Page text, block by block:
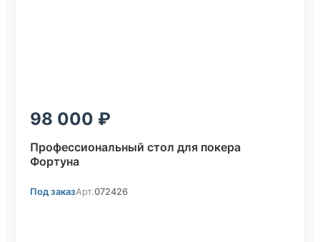
98 000
Профессиональный стол для покера
Фортуна
Под заказАрт.072426